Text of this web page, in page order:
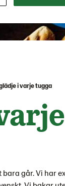
i varje tugga
går. Vi har